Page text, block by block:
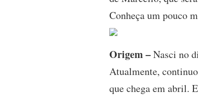
Conheça um pouco
Origem –Nasci no
Atualmente,
que chega em abril.